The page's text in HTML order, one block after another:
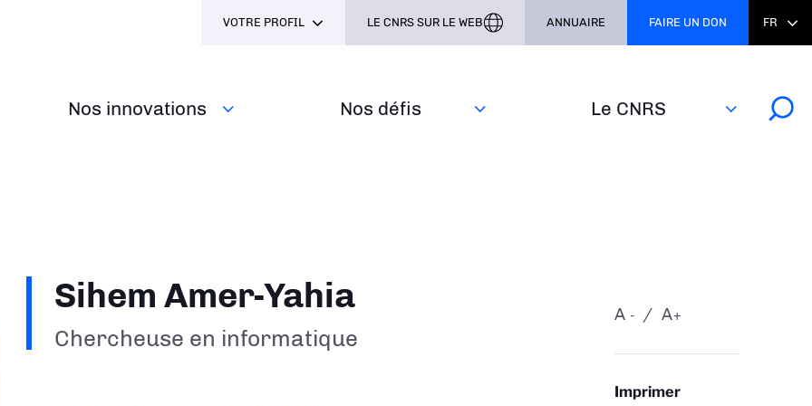
Nos innovations Nos défis‎ Le CNRS
VOTRE PROFIL LE CNRS SUR LE WEB ANNUAIRE FAIRE UN DON FR
Sihem Amer-Yahia
Chercheuse en informatique
-
A +
A
Imprimer